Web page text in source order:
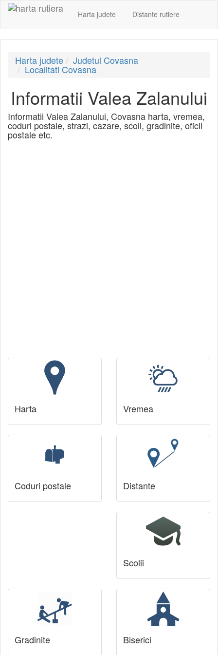
Harta judete Distante rutiere
Harta judete Judetul Covasna
Localitati Covasna
Informatii Valea Zalanului
Informatii Valea Zalanului, Covasna harta, vremea,
coduri postale, strazi, cazare, scoli, gradinite, oficii
postale etc.
Harta Vremea
Coduri postale Distante
Scolii
Gradinite Biserici